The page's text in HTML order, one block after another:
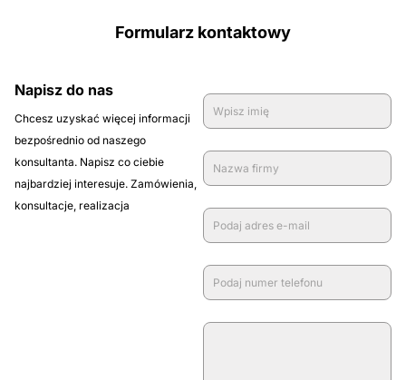
Formularz kontaktowy
Napisz do nas
Chcesz uzyskać więcej informacji
bezpośrednio od naszego
konsultanta. Napisz co ciebie
najbardziej interesuje. Zamówienia,
konsultacje, realizacja